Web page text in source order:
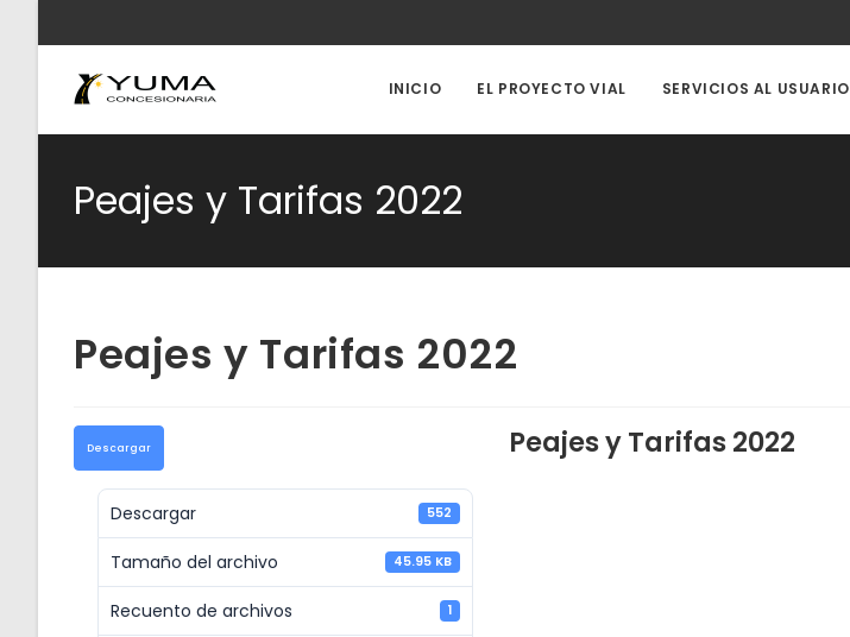
contenido
INICIO EL PROYECTO VIAL SERVICIOS AL USUARIO
Peajes y Tarifas 2022
Peajes y Tarifas 2022
Descargar
Descargar 552
Tamaño del archivo 45.95 KB
Recuento de archivos 1
Peajes y Tarifas 2022